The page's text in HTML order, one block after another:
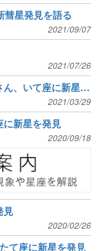
彗星発見を語る
2021/09/07
2021/07/26
西村さん・中村さん・金子さん、いて座に新星を発見
2021/03/29
に新星を発見
2020/09/18
見
2020/02/26
て座に新星を発見